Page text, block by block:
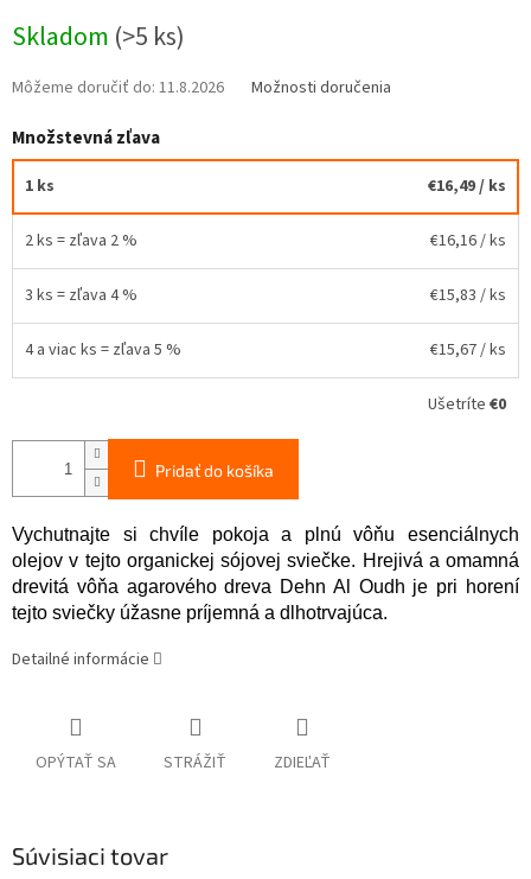
cena:
Skladom (>5 ks)
Môžeme doručiť do: 11.8.2026 Možnosti doručenia
Množstevná zľava
1 ks €16,49/ ks
2 ks = zľava 2 % €16,16/ ks
3 ks = zľava 4 % €15,83 / ks
4 a viac ks = zľava 5 % €15,67/ ks
Ušetríte €0
Pridať do košíka
Vychutnajte si chvíle pokoja a plnú vôňu esenciálnych
olejov v tejto organickej sójovej sviečke. Hrejivá a omamná
drevitá vôňa agarového dreva Dehn Al Oudh je pri horení
tejto sviečky úžasne príjemná a dlhotrvajúca.
Detailné informácie
OPÝTAŤ SA STRÁŽIŤ ZDIEĽAŤ
Súvisiaci tovar